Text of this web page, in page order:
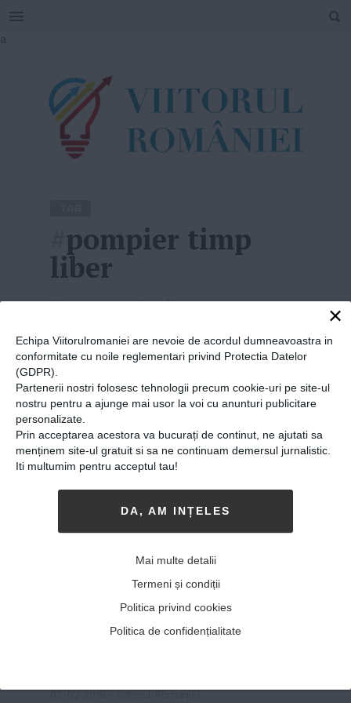
×
Echipa Viitorulromaniei are nevoie de acordul dumneavoastra in
conformitate cu noile reglementari privind Protectia Datelor
(GDPR).
Partenerii nostri folosesc tehnologii precum cookie-uri pe site-ul
nostru pentru a ajunge mai usor la voi cu anunturi publicitare
personalizate.
Prin acceptarea acestora va bucurați de continut, ne ajutati sa
menținem site-ul gratuit si sa ne continuam demersul jurnalistic.
Iti multumim pentru acceptul tau!
DA, AM INȚELES
Mai multe detalii
Termeni și condiții
Politica privind cookies
Politica de confidențialitate
a
pompier timp
liber
Home » pompier timp liber
Pompierul care a salvat
viaţa unei vecine de bloc în
timpul liber. Bărbatul a
intrat în foc fără costum de
protecţie: „Dacă mai
întârziam un minut, ar fi